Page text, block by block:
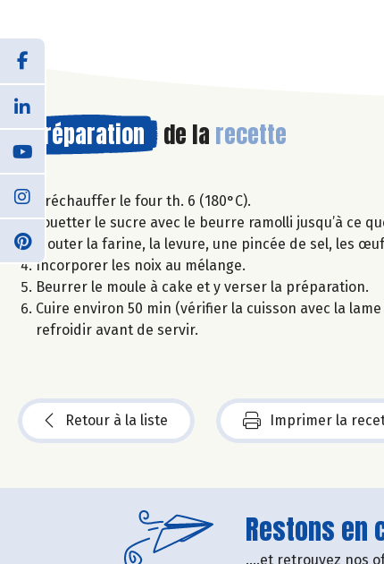
Préparation de la recette
Préchauffer le four th. 6 (180°C).
Fouetter le sucre avec le beurre ramolli jusqu’à ce
Ajouter la farine, la levure, une pincée de sel, les
Incorporer les noix au mélange.
Beurrer le moule à cake et y verser la préparation.
Cuire environ 50 min (vérifier la cuisson avec la
refroidir avant de servir.
Retour à la liste Imprimer la
Restons en
....et retrouvez nos